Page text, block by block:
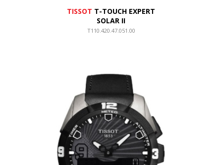
TISSOT T-TOUCH EXPERT
SOLAR II
T110.420.47.051.00